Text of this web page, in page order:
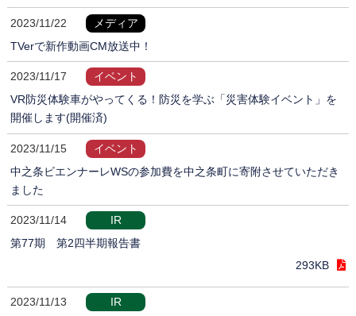
2023/11/22
メディア
TVerで新作動画CM放送中！
2023/11/17
イベント
VR防災体験車がやってくる！防災を学ぶ「災害体験イベント」を
開催します(開催済)
2023/11/15
イベント
中之条ビエンナーレWSの参加費を中之条町に寄附させていただき
ました
2023/11/14
IR
第77期 第2四半期報告書
293KB
2023/11/13
IR